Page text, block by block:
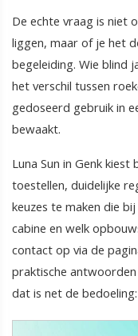
De echte vraag is niet
liggen, maar of je het
begeleiding. Wie blind
het verschil tussen
gedoseerd gebruik in
bewaakt.
Luna Sun in Genk
toestellen, duidelijke
keuzes te maken die
cabine en welk
contact op via de
praktische antwoorden
dat is net de